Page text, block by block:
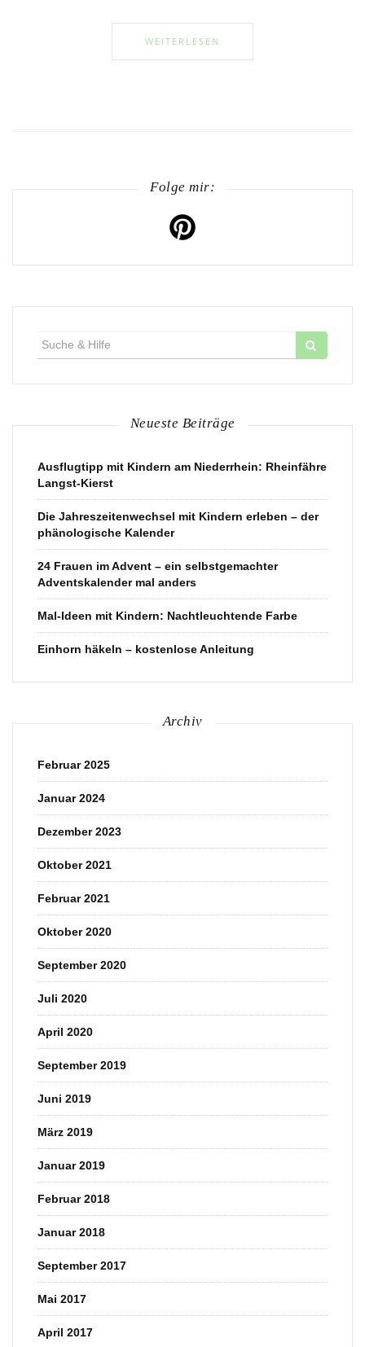
WEITERLESEN
Folge mir:
Neueste Beiträge
Ausflugtipp mit Kindern am Niederrhein: Rheinfähre
Langst-Kierst
Die Jahreszeitenwechsel mit Kindern erleben – der
phänologische Kalender
24 Frauen im Advent – ein selbstgemachter
Adventskalender mal anders
Mal-Ideen mit Kindern: Nachtleuchtende Farbe
Einhorn häkeln – kostenlose Anleitung
Archiv
Februar 2025
Januar 2024
Dezember 2023
Oktober 2021
Februar 2021
Oktober 2020
September 2020
Juli 2020
April 2020
September 2019
Juni 2019
März 2019
Januar 2019
Februar 2018
Januar 2018
September 2017
Mai 2017
April 2017